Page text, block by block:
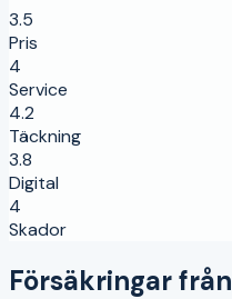
3.5
Pris
4
Service
4.2
Täckning
3.8
Digital
4
Skador
Försäkringar från